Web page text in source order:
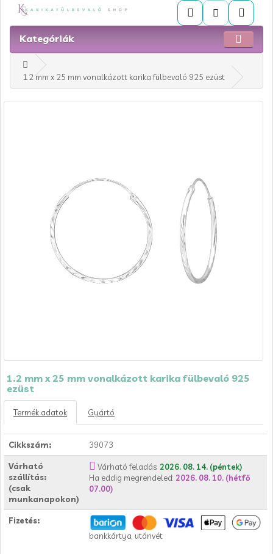
Kategóriák
1.2 mm x 25 mm vonalkázott karika fülbevaló 925 ezüst
1.2 mm x 25 mm vonalkázott karika fülbevaló 925
ezüst
Termék adatok Gyártó
Cikkszám: 39073
Várható
szállítás:
(csak
munkanapokon)
Várható feladás: 2026. 08. 14. (péntek)
Ha eddig megrendeled: 2026. 08. 10. (hétfő
07.00)
Fizetés:
bankkártya, utánvét